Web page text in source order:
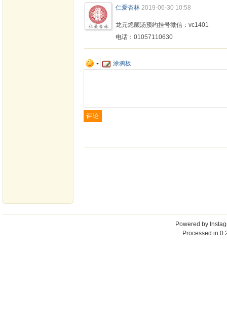
仁爱杏林 2019-06-30 10:58
龙元熄颤汤预约挂号微信：vc1401
电话：01057110630
涂鸦板
Powered by
Processed in